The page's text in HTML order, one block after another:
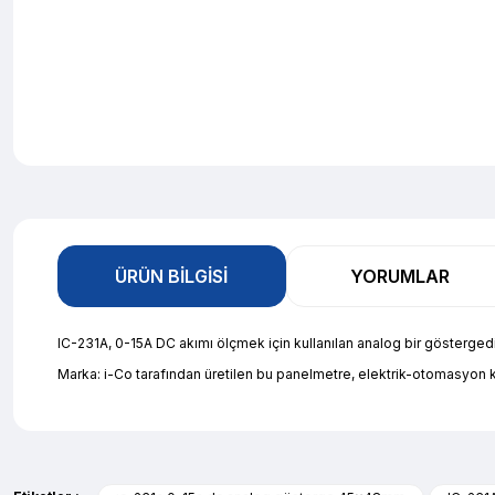
ÜRÜN BILGISI YORUMLAR
IC-231A, 0-15A DC akımı ölçmek için kullanılan analog bir
Marka: i-Co tarafından üretilen bu panelmetre, elektrik-otomasyon